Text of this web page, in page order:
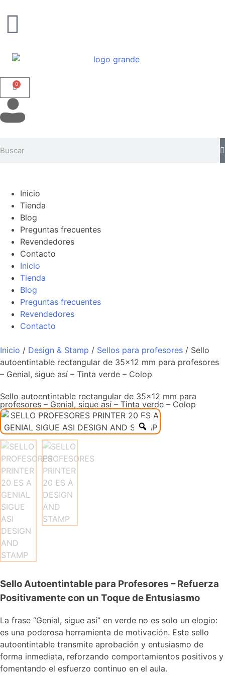
0
Inicio
Tienda
Blog
Preguntas frecuentes
Revendedores
Contacto
Inicio
Tienda
Blog
Preguntas frecuentes
Revendedores
Contacto
Inicio / Design & Stamp / Sellos para profesores / Sello
autoentintable rectangular de 35×12 mm para profesores
– Genial, sigue así – Tinta verde – Colop
Sello autoentintable rectangular de 35×12 mm para
profesores – Genial, sigue así – Tinta verde – Colop
Sello Autoentintable para Profesores – Refuerza
Positivamente con un Toque de Entusiasmo
La frase “Genial, sigue así” en verde no es solo un elogio:
es una poderosa herramienta de motivación. Este sello
autoentintable transmite aprobación y entusiasmo de
forma inmediata, reforzando comportamientos positivos y
fomentando el esfuerzo continuo en el aula.